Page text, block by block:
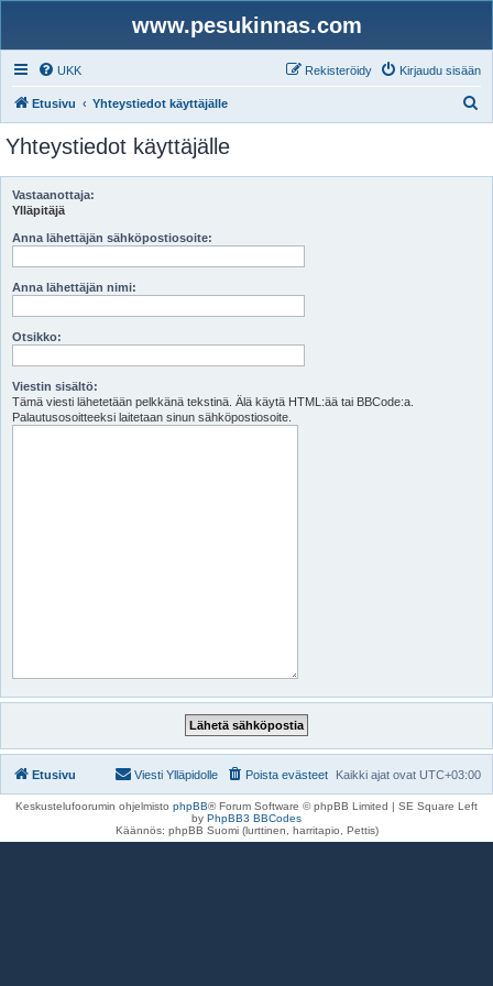
www.pesukinnas.com
UKK Kirjaudu sisään
Rekisteröidy
Etusivu Yhteystiedot käyttäjälle
i
Yhteystiedot käyttäjälle
Vastaanottaja:
Ylläpitäjä
Anna lähettäjän sähköpostiosoite:
Anna lähettäjän nimi:
Otsikko:
Viestin sisältö:
Tämä viesti lähetetään pelkkänä tekstinä. Älä käytä HTML:ää tai BBCode:a.
Palautusosoitteeksi laitetaan sinun sähköpostiosoite.
Etusivu Kaikki ajat ovat UTC+03:00
Poista evästeet
Viesti Ylläpidolle
Keskustelufoorumin ohjelmisto phpBB® Forum Software © phpBB Limited | SE Square Left
by PhpBB3 BBCodes
Käännös: phpBB Suomi (lurttinen, harritapio, Pettis)